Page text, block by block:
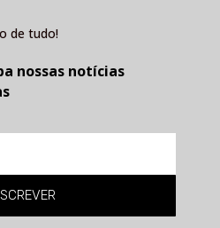
de tudo!
nossas notícias